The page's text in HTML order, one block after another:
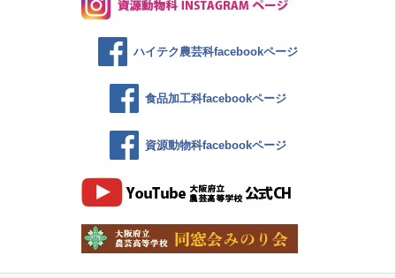
ハイテク農芸科facebookページ
食品加工科facebookページ
資源動物科facebookページ